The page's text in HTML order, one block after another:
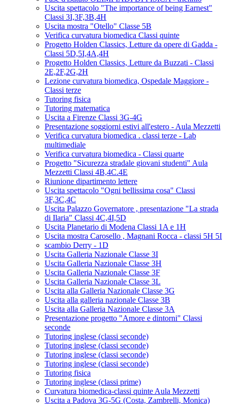
Uscita spettacolo "The importance of being Earnest"
Classi 3I,3F,3B,4H
Uscita mostra "Otello" Classe 5B
Verifica curvatura biomedica Classi quinte
Progetto Holden Classics, Letture da opere di Gadda -
Classi 5D,5I,4A,4H
Progetto Holden Classics, Letture da Buzzati - Classi
2E,2F,2G,2H
Lezione curvatura biomedica, Ospedale Maggiore -
Classi terze
Tutoring fisica
Tutoring matematica
Uscita a Firenze Classi 3G-4G
Presentazione soggiorni estivi all'estero - Aula Mezzetti
Verifica curvatura biomedica . classi terze - Lab
multimediale
Verifica curvatura biomedica - Classi quarte
Progetto "Sicurezza stradale giovani studenti" Aula
Mezzetti Classi 4B,4C.4E
Riunione dipartimento lettere
Uscita spettacolo "Ogni bellissima cosa" Classi
3F,3C,4C
Uscita Palazzo Governatore , presentazione "La strada
di Ilaria" Classi 4C,4I,5D
Uscita Planetario di Modena Classi 1A e 1H
Uscita mostra Carosello , Magnani Rocca - classi 5H 5I
scambio Derry - 1D
Uscita Galleria Nazionale Classe 3I
Uscita Galleria Nazionale Classe 3H
Uscita Galleria Nazionale Classe 3F
Uscita Galleria Nazionale Classe 3L
Uscita alla Galleria Nazionale Classe 3G
Uscita alla galleria nazionale Classe 3B
Uscita alla Galleria Nazionale Classe 3A
Presentazione progetto "Amore e dintorni" Classi
seconde
Tutoring inglese (classi seconde)
Tutoring inglese (classi seconde)
Tutoring inglese (classi seconde)
Tutoring inglese (classi seconde)
Tutoring fisica
Tutoring inglese (classi prime)
Curvatura biomedica-classi quinte Aula Mezzetti
Uscita a Padova 3G-5G (Costa, Zambrelli, Monica)